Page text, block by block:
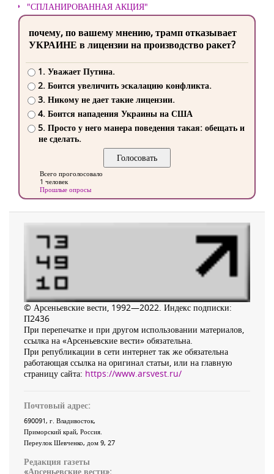
"СПЛАНИРОВАННАЯ АКЦИЯ"
почему, по вашему мнению, трамп отказывает
УКРАИНЕ в лицензии на производство ракет?
1. Уважает Путина.
2. Боится увеличить эскалацию конфликта.
3. Никому не дает такие лицензии.
4. Боится нападения Украины на США
5. Просто у него манера поведения такая: обещать и
не сделать.
Всего проголосовало
1 человек
Прошлые опросы
© Арсеньевские вести, 1992—2022. Индекс подписки:
П2436
При перепечатке и при другом использовании материалов,
ссылка на «Арсеньевские вести» обязательна.
При републикации в сети интернет так же обязательна
работающая ссылка на оригинал статьи, или на главную
страницу сайта: https://www.arsvest.ru/
Почтовый адрес:
690091, г. Владивосток,
Приморский край, Россия
Переулок Шевченко, дом 9, 27
Редакция газеты
«Арсеньевские вести»: